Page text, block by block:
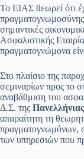
Το ΕΙΑΣ θεωρεί ότι
πραγματογνωμοσύνης
σημαντικές
Ασφαλιστικής
πραγματογνώμονα
Στο πλαίσιο της
σεμιναρίων προς το
αναβάθμιση του
Δ.Σ. της
απαραίτητη τη
πραγματογνωμόνων,
των υπηρεσιών που